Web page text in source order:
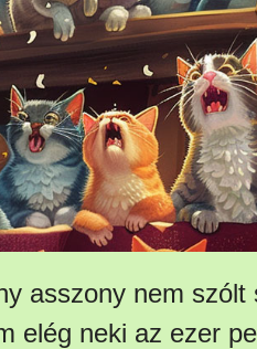
asszony nem
elég neki az ezer